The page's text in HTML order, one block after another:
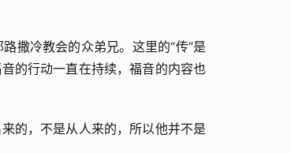
撒冷教会的众弟兄。这里的“传”是
的行动一直在持续，福音的内容也
的，不是从人来的，所以他并不是